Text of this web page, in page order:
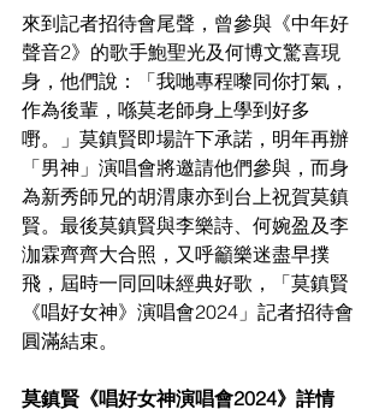
來到記者招待會尾聲，曾參與《中年好
聲音2》的歌手鮑聖光及何博文驚喜現
身，他們說：「我哋專程嚟同你打氣，
作為後輩，喺莫老師身上學到好多
嘢。」莫鎮賢即場許下承諾，明年再辦
「男神」演唱會將邀請他們參與，而身
為新秀師兄的胡渭康亦到台上祝賀莫鎮
賢。最後莫鎮賢與李樂詩、何婉盈及李
泇霖齊齊大合照，又呼籲樂迷盡早撲
飛，屆時一同回味經典好歌，「莫鎮賢
《唱好女神》演唱會2024」記者招待會
圓滿結束。
莫鎮賢《唱好女神演唱會2024》詳情